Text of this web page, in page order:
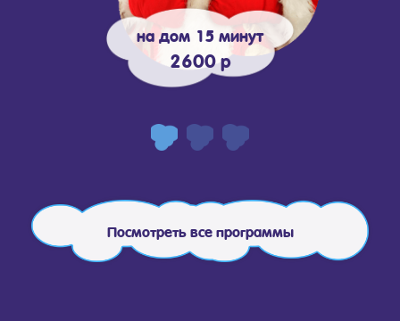
на дом 15 минут
2600 р
Посмотреть все программы